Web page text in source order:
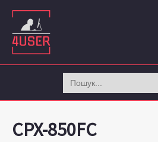
Перейти
вмісту
Search
for:
CPX-850FC